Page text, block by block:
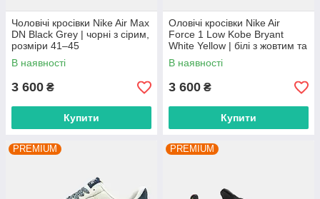
Чоловічі кросівки Nike Air Max
DN Black Grey | чорні з сірим,
розміри 41–45
В наявності
3 600 ₴
Купити
Оловічі кросівки Nike Air
Force 1 Low Kobe Bryant
White Yellow | білі з жовтим та
фіолетовим, розміри 40–45
В наявності
3 600 ₴
Купити
PREMIUM PREMIUM